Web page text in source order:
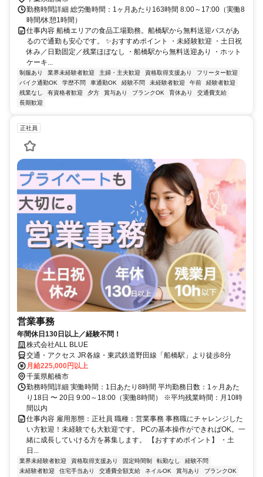
勤務時間詳細 総労働時間：1ヶ月あたり163時間 8:00～17:00（実働8
時間/休憩1時間）
仕事内容 船橋エリアの食品工場勤務。船橋駅から無料送迎バスがあ
るので通勤も安心です。 ✨おすすめポイント ・未経験歓迎 ・土日祝
休み／日勤固定／残業ほぼなし ・船橋駅から無料送迎あり ・ホット
ケーキ...
制服あり 業界未経験者歓迎 主婦・主夫歓迎 資格取得支援あり
フリーター歓迎
バイク通勤OK
学歴不問 車通勤OK 経験不問 未経験者歓迎 午前
経験者歓迎
残業なし
有資格者歓迎 夕方 賞与あり ブランクOK 育休あり
交通費支給
長期歓迎
正社員
営業事務
年間休日130日以上／経験不問！
株式会社ALL BLUE
交通・アクセス JR各線・東武鉄道野田線「船橋駅」より徒歩8分
月給225,000円以上
千葉県船橋市
勤務時間詳細 実働時間：1日あたり8時間 平均勤務日数：1ヶ月あた
り18日 〜 20日 9:00～18:00（実働8時間） ※平均残業時間：月10時
間以内
仕事内容 雇用形態：正社員 職種：営業事務 事務職にチャレンジした
い方歓迎！未経験でも大歓迎です。 PCの基本操作ができればOK。一
緒に成長していける方を募集します。 【おすすめポイント】 ・土
日...
業界未経験者歓迎 資格取得支援あり 固定時間制 転勤なし
経験不問
未経験者歓迎
住宅手当あり 交通費全額支給 ネイルOK 賞与あり
ブランクOK